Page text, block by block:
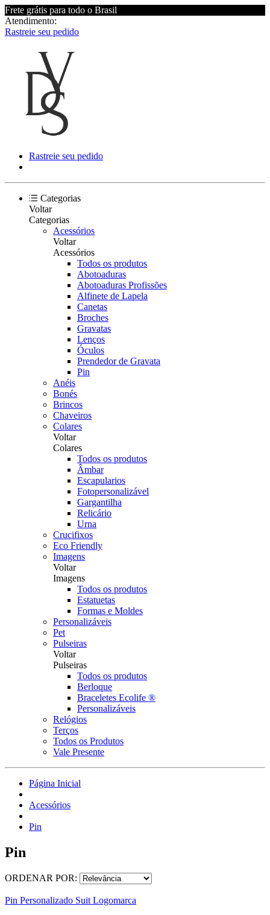
Frete grátis para todo o Brasil
Atendimento:
Rastreie seu pedido
Rastreie seu pedido
Categorias
Voltar
Categorias
Acessórios
Voltar
Acessórios
Todos os produtos
Abotoaduras
Abotoaduras Profissões
Alfinete de Lapela
Canetas
Broches
Gravatas
Lenços
Óculos
Prendedor de Gravata
Pin
Anéis
Bonés
Brincos
Chaveiros
Colares
Voltar
Colares
Todos os produtos
Âmbar
Escapularios
Fotopersonalizável
Gargantilha
Relicário
Urna
Crucifixos
Eco Friendly
Imagens
Voltar
Imagens
Todos os produtos
Estatuetas
Formas e Moldes
Personalizáveis
Pet
Pulseiras
Voltar
Pulseiras
Todos os produtos
Berloque
Braceletes Ecolife ®
Personalizáveis
Relógios
Terços
Todos os Produtos
Vale Presente
Página Inicial
Acessórios
Pin
Pin
ORDENAR POR:
Pin Personalizado Suit Logomarca